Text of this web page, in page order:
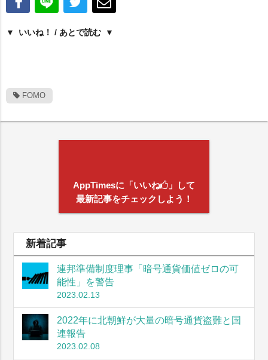
いいね！ / あとで読む
FOMO
AppTimesに「いいね
」して
最新記事をチェックしよう！
新着記事
連邦準備制度理事「暗号通貨価値ゼロの可
能性」を警告
2023.02.13
2022年に北朝鮮が大量の暗号通貨盗難と国
連報告
2023.02.08